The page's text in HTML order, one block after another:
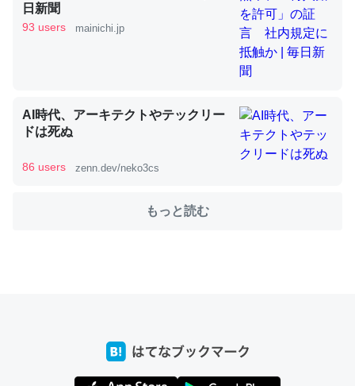
ジになったり努力してるし。
─ニュース :: 【研究発表】昆虫学の大問題＝「昆虫はなぜ海にいな
─たまにLINEするくらいだった遠方の父67歳と僕。ITツール導入で
コミュニケーションが劇的に変化した｜tayorini by LIFULL介護
日新聞
93 users mainichi.jp
AI時代、アーキテクトやテックリー
ドは死ぬ
86 users zenn.dev/neko3cs
もっと読む